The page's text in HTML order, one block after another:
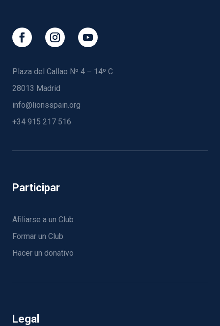
Participar
Afiliarse a un Club
Formar un Club
Hacer un donativo
Legal
Plaza del Callao Nº 4 – 14º C
28013 Madrid
info@lionsspain.org
+34 915 217 516